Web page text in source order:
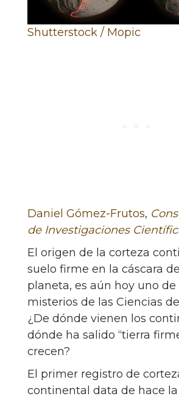
Shutterstock / Mopic
Daniel Gómez-Frutos,
de Investigaciones
El origen de la corteza
suelo firme en la cáscara
planeta, es aún hoy uno de
misterios de las Ciencias
¿De dónde vienen los
dónde ha salido “tierra
crecen?
El primer registro de
continental data de hace